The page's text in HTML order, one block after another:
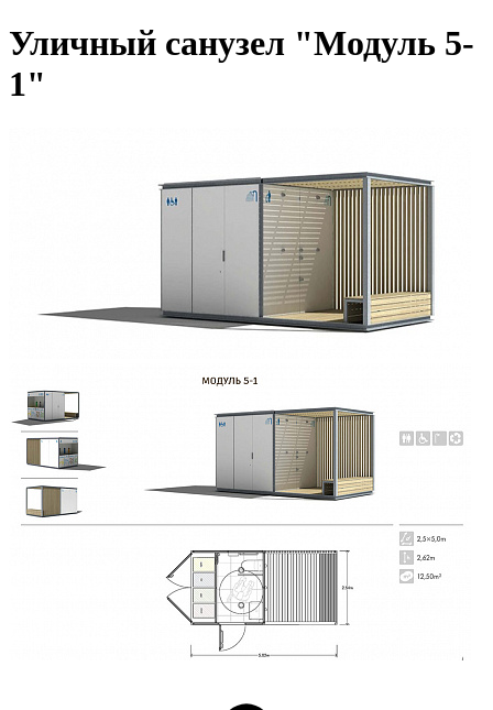
Уличный санузел "Модуль 5-
1"